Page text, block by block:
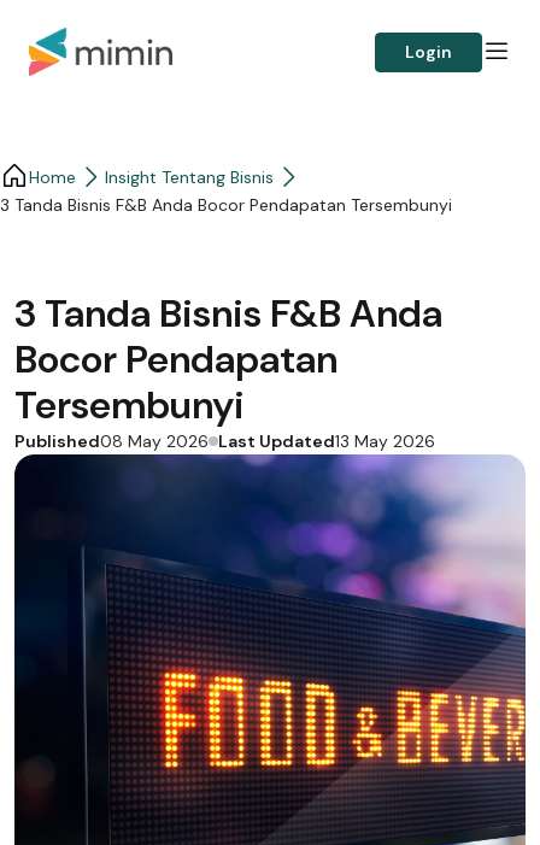
Login
Home
Insight Tentang Bisnis
3 Tanda Bisnis F&B Anda Bocor Pendapatan Tersembunyi
3 Tanda Bisnis F&B Anda
Bocor Pendapatan
Tersembunyi
Published08 May 2026 Last Updated13 May 2026